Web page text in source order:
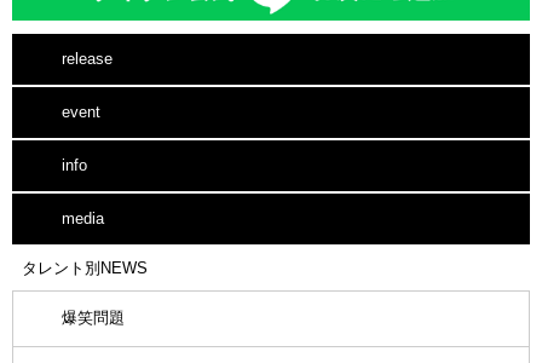
release
event
info
media
タレント別NEWS
爆笑問題